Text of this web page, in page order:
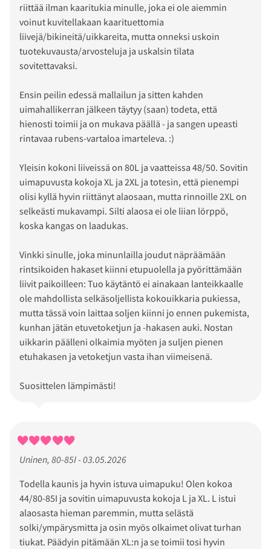
riittää ilman kaaritukia minulle, joka ei ole aiemmin
voinut kuvitellakaan kaarituettomia
liivejä/bikineitä/uikkareita, mutta onneksi uskoin
tuotekuvausta/arvosteluja ja uskalsin tilata
sovitettavaksi.
Ensin peilin edessä mallailun ja sitten kahden
uimahallikerran jälkeen täytyy (saan) todeta, että
hienosti toimii ja on mukava päällä - ja sangen upeasti
rintavaa rubens-vartaloa imarteleva. :)
Yleisin kokoni liiveissä on 80L ja vaatteissa 48/50. Sovitin
uimapuvusta kokoja XL ja 2XL ja totesin, että pienempi
olisi kyllä hyvin riittänyt alaosaan, mutta rinnoille 2XL on
selkeästi mukavampi. Silti alaosa ei ole liian lörppö,
koska kangas on laadukas.
Vinkki sinulle, joka minunlailla joudut näpräämään
rintsikoiden hakaset kiinni etupuolella ja pyörittämään
liivit paikoilleen: Tuo käytäntö ei ainakaan lanteikkaalle
ole mahdollista selkäsoljellista kokouikkaria pukiessa,
mutta tässä voin laittaa soljen kiinni jo ennen pukemista,
kunhan jätän etuvetoketjun ja -hakasen auki. Nostan
uikkarin päälleni olkaimia myöten ja suljen pienen
etuhakasen ja vetoketjun vasta ihan viimeisenä.
Suosittelen lämpimästi!
Uninen, 80-85I - 03.05.2026
Todella kaunis ja hyvin istuva uimapuku! Olen kokoa
44/80-85I ja sovitin uimapuvusta kokoja L ja XL. L istui
alaosasta hieman paremmin, mutta selästä
solki/ympärysmitta ja osin myös olkaimet olivat turhan
tiukat. Päädyin pitämään XL:n ja se toimii tosi hyvin